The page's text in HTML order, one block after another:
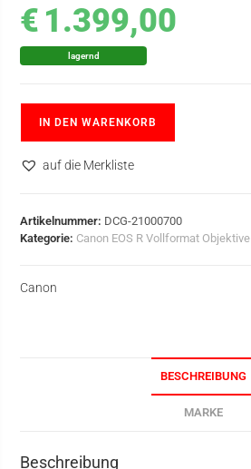
€ 1.399,00
lagernd
IN DEN WARENKORB
auf die Merkliste
Artikelnummer: DCG-21000700
Kategorie: Canon EOS R Vollformat Objektive
Canon
BESCHREIBUNG
MARKE
Beschreibung